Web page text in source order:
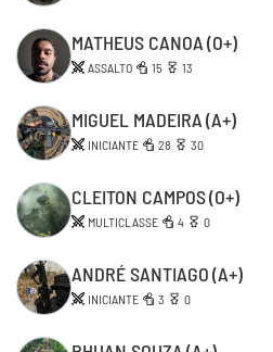
MATHEUS CANOA(O+)
ASSALTO 15 13
MIGUEL MADEIRA(A+)
INICIANTE 28 30
CLEITON CAMPOS(O+)
MULTICLASSE 4 0
ANDRÉ SANTIAGO(A+)
INICIANTE 3 0